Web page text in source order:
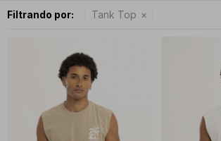
Filtrando por: Tank Top